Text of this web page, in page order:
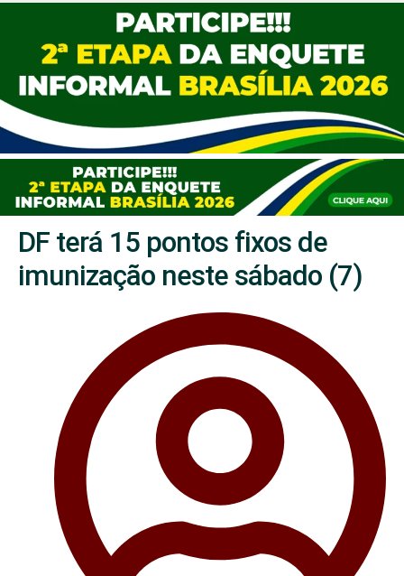
DF terá 15 pontos fixos de
imunização neste sábado (7)